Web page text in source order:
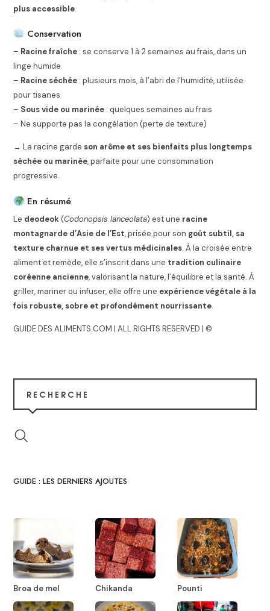
plus accessible.
Conservation
– Racine fraîche : se conserve 1 à 2 semaines au frais, dans un
linge humide
– Racine séchée : plusieurs mois, à l’abri de l’humidité, utilisée
pour tisanes
– Sous vide ou marinée : quelques semaines au frais
– Ne supporte pas la congélation (perte de texture)
→ La racine garde son arôme et ses bienfaits plus longtemps
séchée ou marinée, parfaite pour une consommation
progressive.
En résumé
Le deodeok(Codonopsis lanceolata) est une racine
montagnarde d’Asie de l’Est, prisée pour son goût subtil, sa
texture charnue et ses vertus médicinales. À la croisée entre
aliment et remède, elle s’inscrit dans une tradition culinaire
coréenne ancienne, valorisant la nature, l’équilibre et la santé. À
griller, mariner ou infuser, elle offre une expérience végétale à la
fois robuste, sobre et profondément nourrissante.
GUIDE DES ALIMENTS.COM | ALL RIGHTS RESERVED | ©
RECHERCHE
GUIDE : LES DERNIERS AJOUTES
Broa de mel Chikanda Pounti